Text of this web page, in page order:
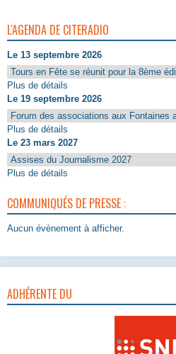
L'AGENDA DE CITERADIO
Le 13 septembre 2026
Tours en Fête se réunit pour la 8ème
Plus de détails
Le 19 septembre 2026
Forum des associations aux Fontaines
Plus de détails
Le 23 mars 2027
Assises du Journalisme 2027
Plus de détails
COMMUNIQUÉS DE PRESSE :
Aucun évènement à afficher.
ADHÉRENTE DU